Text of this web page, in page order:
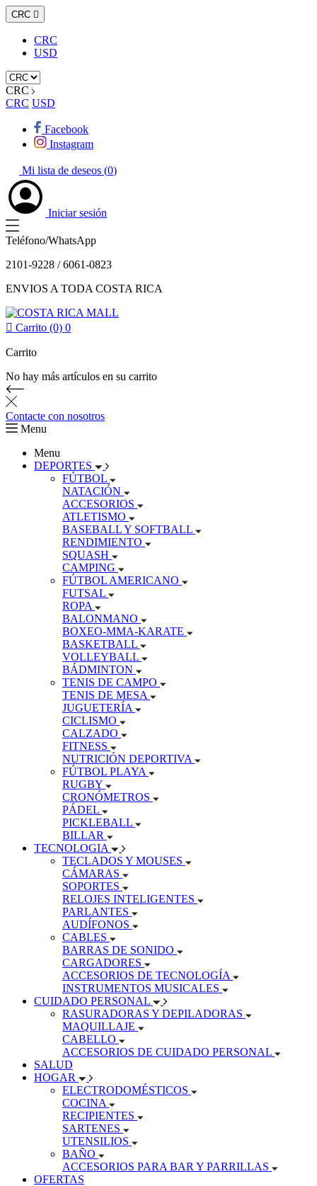
CRC 
CRC
USD
CRC
CRC USD
Facebook
Instagram
Mi lista de deseos (0)
Iniciar sesión
Teléfono/WhatsApp
2101-9228 / 6061-0823
ENVIOS A TODA COSTA RICA
 Carrito (0) 0
Carrito
No hay más artículos en su carrito
Contacte con nosotros
Menu
Menu
DEPORTES
FÚTBOL
NATACIÓN
ACCESORIOS
ATLETISMO
BASEBALL Y SOFTBALL
RENDIMIENTO
SQUASH
CAMPING
FÚTBOL AMERICANO
FUTSAL
ROPA
BALONMANO
BOXEO-MMA-KARATE
BASKETBALL
VOLLEYBALL
BÁDMINTON
TENIS DE CAMPO
TENIS DE MESA
JUGUETERÍA
CICLISMO
CALZADO
FITNESS
NUTRICIÓN DEPORTIVA
FÚTBOL PLAYA
RUGBY
CRONÓMETROS
PÁDEL
PICKLEBALL
BILLAR
TECNOLOGIA
TECLADOS Y MOUSES
CÁMARAS
SOPORTES
RELOJES INTELIGENTES
PARLANTES
AUDÍFONOS
CABLES
BARRAS DE SONIDO
CARGADORES
ACCESORIOS DE TECNOLOGÍA
INSTRUMENTOS MUSICALES
CUIDADO PERSONAL
RASURADORAS Y DEPILADORAS
MAQUILLAJE
CABELLO
ACCESORIOS DE CUIDADO PERSONAL
SALUD
HOGAR
ELECTRODOMÉSTICOS
COCINA
RECIPIENTES
SARTENES
UTENSILIOS
BAÑO
ACCESORIOS PARA BAR Y PARRILLAS
OFERTAS